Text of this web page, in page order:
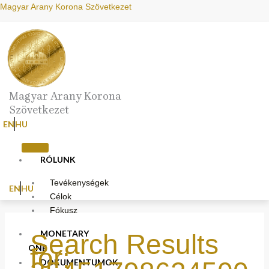
Skip
content
Magyar Arany Korona Szövetkezet
Magyar Arany Korona
Szövetkezet
ENHU
RÓLUNK
Tevékenységek
Célok
Fókusz
MONETARY
ONE
DOKUMENTUMOK
ENHU
Search Results
for:
Search